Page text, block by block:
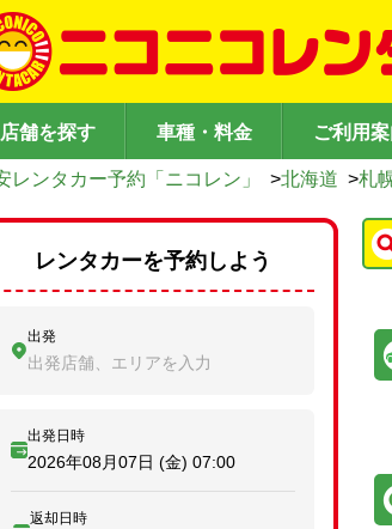
店舗を探す 車種・料金 ご利用
レンタカー予約「ニコレン」 >北海道 >札
レンタカーを予約しよう
出発
出発店舗、エリアを入力
出発日時
2026年08月07日 (金) 07:00
返却日時